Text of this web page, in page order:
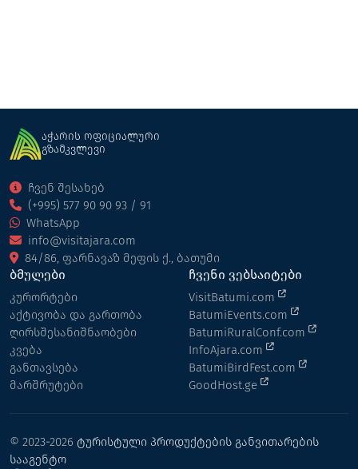
აჭარის ოფიციალური
გზამკვლევი
ჩვენ შესახებ
(+995) 577 90 90 93 / 91
WhatsApp
info@visitajara.com
84/86, ფარნავაზ მეფის ქ., ბათუმი
ბმულები
კურორტები
აქტივობა და გართობა
ღირსშესანიშნაობები
კვება
განთავსება
მარშრუტები
ჩვენი ვებსაიტები
VisitBatumi.com
BatumiEvents.com
BatumiRuralConf.com
InfoAjara.com
BatumiBirdFest.com
GoodHost.ge
© 2023-2026 ტურისტული პროდუქტების განვითარების
სააგენტო